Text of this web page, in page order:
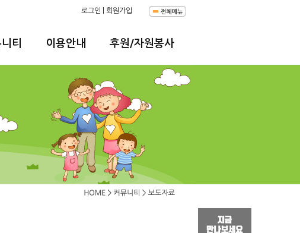
로그인 회원가입
티 이용안내 후원/자원봉사